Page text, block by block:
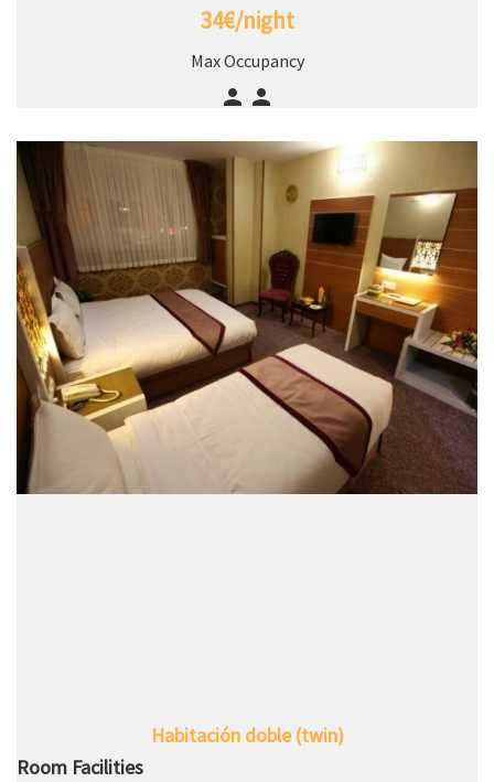
34€/night
Max Occupancy
Habitación doble (twin)
Room Facilities